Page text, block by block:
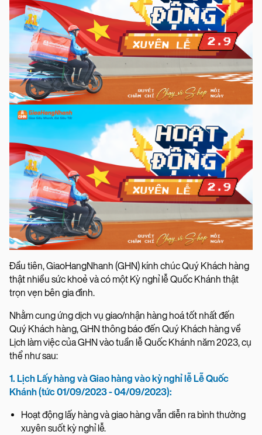
Đầu tiên, GiaoHangNhanh (GHN) kính chúc Quý Khách hàng
thật nhiều sức khoẻ và có một Kỳ nghỉ lễ Quốc Khánh thật
trọn vẹn bên gia đình.
Nhằm cung ứng dịch vụ giao/nhận hàng hoá tốt nhất đến
Quý Khách hàng, GHN thông báo đến Quý Khách hàng về
Lịch làm việc của GHN vào tuần lễ Quốc Khánh năm 2023, cụ
thể như sau:
1. Lịch Lấy hàng và Giao hàng vào kỳ nghỉ lễ Lễ Quốc
Khánh (tức 01/09/2023 - 04/09/2023):
Hoạt động lấy hàng và giao hàng vẫn diễn ra bình thường
xuyên suốt kỳ nghỉ lễ.